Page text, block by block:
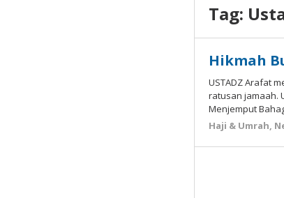
Tag:
Hikmah
USTADZ Arafat
ratusan jamaah.
Menjemput
Haji & Umrah,